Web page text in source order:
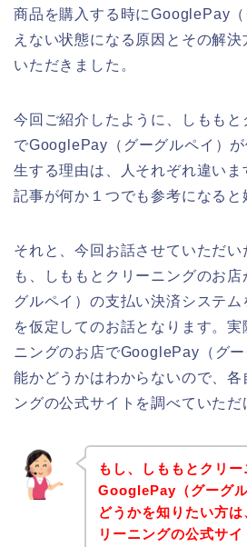
商品を購入する時にGooglePay
えない状態になる原因とその解
いただきました。
今回ご紹介したように、しもも
でGooglePay（グーグルペイ）
生する理由は、人それぞれ違い
記事が何か１つでも参考になると
それと、今回お話させていただ
も、しももとクリーニングのお
グルペイ）の支払い決済システム
を仮定してのお話となります。
ニングのお店でGooglePay（グ
能かどうかはわからないので、各
ングの公式サイトを調べていただ
もし、しももとクリ
GooglePay（グーグ
どうかを知りたい方
リーニングの公式サ